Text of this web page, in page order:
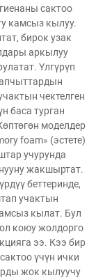
сактоо
камсыз кылуу.
бирок узак
аркылуу
Үлгүрүп
чектелген
баса турган
моделдер
foam» (эстете)
учурунда
жакшыртат.
беттеринде,
учактын
кылат. Бул
коюу жолдорго
ээ. Кээ бир
үчүн ички
жок кылуучу